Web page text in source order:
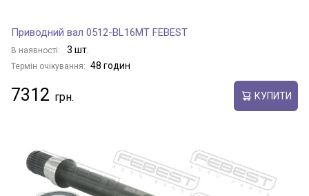
Приводний вал 0512-BL16MT FEBEST
В наявності: 3 шт.
Термін очікування: 48 годин
7312 КУПИТИ